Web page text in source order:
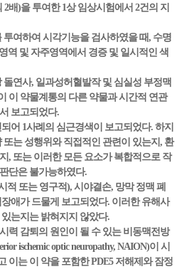
배)을 투여한 1상 임상시험에서 2건의 지
투여하여 시각기능을 검사하였을 때, 수명
역 및 자주영역에서 경증 및 일시적인 색
연사, 일과성허혈발작 및 심실성 부정맥
이 약물계통의 다른 약물과 시간적 연관
보고되었다.
어 1사례의 심근경색이 보고되었다. 하지
는 성행위와 직접적인 관련이 있는지, 환
, 또는 이러한 모든 요소가 복합적으로 작
단은 불가능하였다.
적 또는 영구적), 시야결손, 망막 정맥 폐
애가 드물게 보고되었다. 이러한 유해사
는지는 밝혀지지 않았다.
력 감퇴의 원인이 될 수 있는 비동맥전방
ischemic optic neuropathy, NAION)이 시
이는 이 약을 포함한 PDE5 저해제와 잠정